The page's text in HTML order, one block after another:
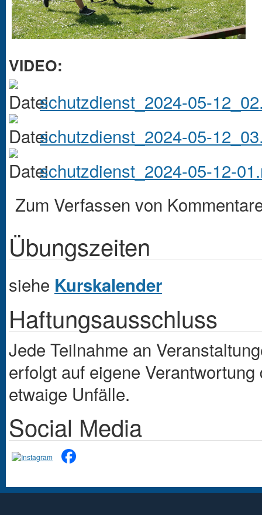
VIDEO:
schutzdienst_2024-05-
schutzdienst_2024-05-
schutzdienst_2024-05-12-
Zum Verfassen von
Übungszeiten
siehe Kurskalender
Haftungsausschluss
Jede Teilnahme an
erfolgt auf eigene
etwaige Unfälle.
Social Media